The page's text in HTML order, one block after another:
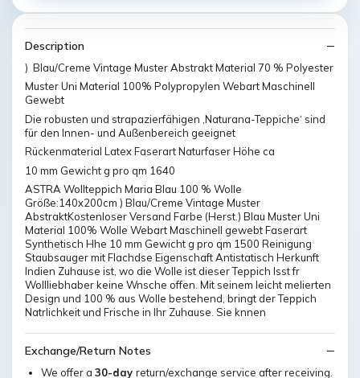
Description
) Blau/Creme Vintage Muster Abstrakt Material 70 % Polyester
Muster Uni Material 100% Polypropylen Webart Maschinell
Gewebt
Die robusten und strapazierfähigen ‚Naturana-Teppiche‘ sind
für den Innen- und Außenbereich geeignet
Rückenmaterial Latex Faserart Naturfaser Höhe ca
10 mm Gewicht g pro qm 1640
ASTRA Wollteppich Maria Blau 100 % Wolle
Größe:140x200cm ) Blau/Creme Vintage Muster
AbstraktKostenloser Versand Farbe (Herst.) Blau Muster Uni
Material 100% Wolle Webart Maschinell gewebt Faserart
Synthetisch Hhe 10 mm Gewicht g pro qm 1500 Reinigung
Staubsauger mit Flachdse Eigenschaft Antistatisch Herkunft
Indien Zuhause ist, wo die Wolle ist dieser Teppich lsst fr
Wollliebhaber keine Wnsche offen. Mit seinem leicht melierten
Design und 100 % aus Wolle bestehend, bringt der Teppich
Natrlichkeit und Frische in Ihr Zuhause. Sie knnen
Exchange/Return Notes
We offer a 30-day return/exchange service after receiving.